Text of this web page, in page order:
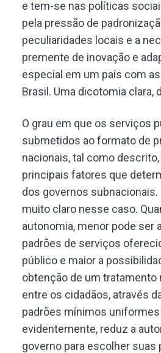
e tem-se nas políticas
pela pressão de
peculiaridades locais e a
premente de inovação e
especial em um país com
Brasil. Uma dicotomia clara,
O grau em que os serviços
submetidos ao formato de
nacionais, tal como
principais fatores que
dos governos
muito claro nesse caso.
autonomia, menor pode ser
padrões de serviços
público e maior a
obtenção de um tratamento
entre os cidadãos, através
padrões mínimos
evidentemente, reduz a
governo para escolher suas